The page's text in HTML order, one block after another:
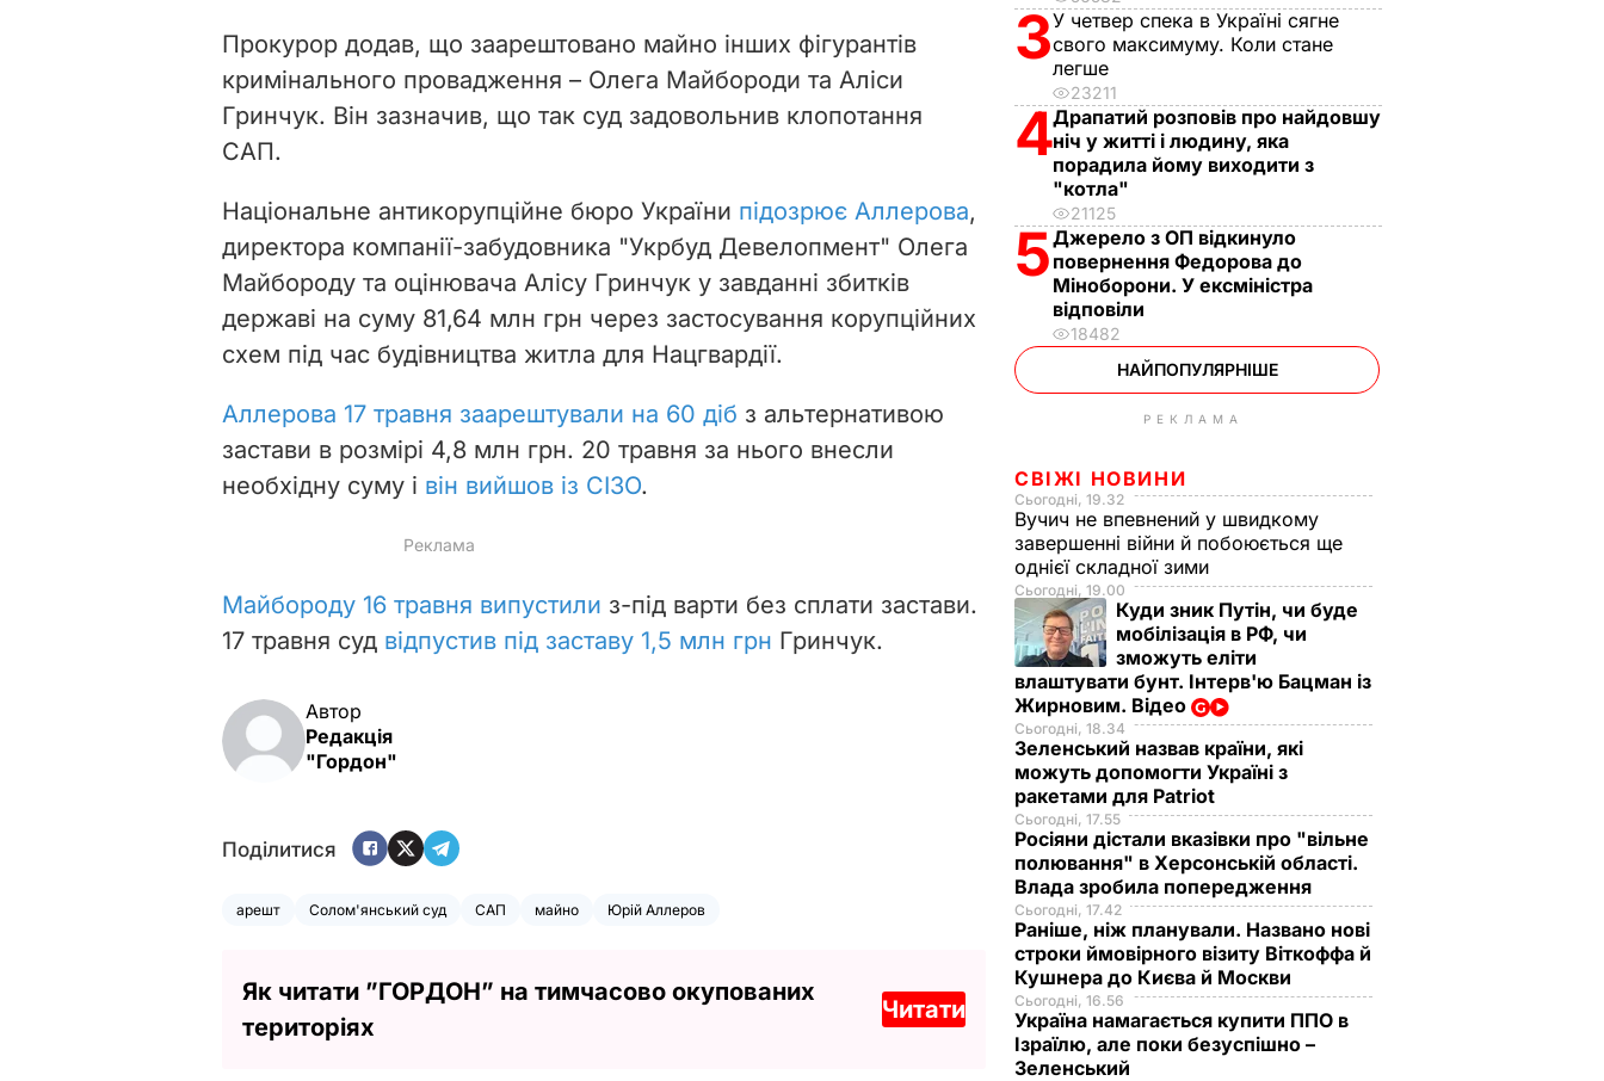
i
d
o
Прокурор додав, що заарештовано майно інших фігурантів
кримінального провадження – Олега Майбороди та Аліси
Гринчук. Він зазначив, що так суд задовольнив клопотання
САП.
Національне антикорупційне бюро України підозрює Аллерова,
директора компанії-забудовника "Укрбуд Девелопмент" Олега
Майбороду та оцінювача Алісу Гринчук у завданні збитків
державі на суму 81,64 млн грн через застосування корупційних
схем під час будівництва житла для Нацгвардії.
Аллерова 17 травня заарештували на 60 діб з альтернативою
застави в розмірі 4,8 млн грн. 20 травня за нього внесли
необхідну суму і він вийшов із СІЗО.
Майбороду 16 травня випустили з-під варти без сплати застави.
17 травня суд відпустив під заставу 1,5 млн грн Гринчук.
Автор
Редакція
"Гордон"
Поділитися
арешт Солом'янський суд САП майно Юрій Аллеров
Як читати ”ГОРДОН” на тимчасово окупованих
територіях
Читати
3У четвер спека в Україні сягне
свого максимуму. Коли стане
легше
23211
4Драпатий розповів про найдовшу
ніч у житті і людину, яка
порадила йому виходити з
"котла"
21125
5Джерело з ОП відкинуло
повернення Федорова до
Міноборони. У ексміністра
відповіли
18482
НАЙПОПУЛЯРНІШЕ
РЕКЛАМА
СВІЖІ НОВИНИ
Сьогодні, 19.32
Вучич не впевнений у швидкому
завершенні війни й побоюється ще
однієї складної зими
Сьогодні, 19.00
Куди зник Путін, чи буде
мобілізація в РФ, чи
зможуть еліти
влаштувати бунт. Інтерв'ю Бацман із
Жирновим. Відео
Сьогодні, 18.34
Зеленський назвав країни, які
можуть допомогти Україні з
ракетами для Patriot
Сьогодні, 17.55
Росіяни дістали вказівки про "вільне
полювання" в Херсонській області.
Влада зробила попередження
Сьогодні, 17.42
Раніше, ніж планували. Названо нові
строки ймовірного візиту Віткоффа й
Кушнера до Києва й Москви
Сьогодні, 16.56
Україна намагається купити ППО в
Ізраїлю, але поки безуспішно –
Зеленський